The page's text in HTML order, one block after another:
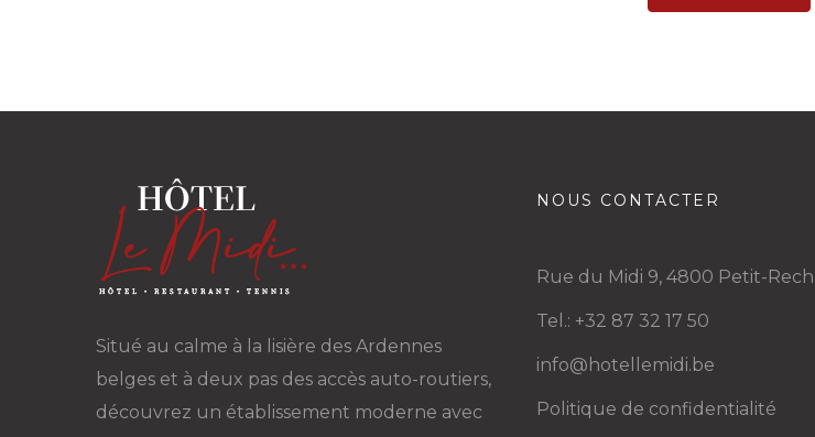
Situé au calme à la lisière des Ardennes
belges et à deux pas des accès auto-routiers,
découvrez un établissement moderne avec
NOUS CONTACTER
Rue du Midi 9, 4800 Petit-
Tel.: +32 87 32 17 50
info@hotellemidi.be
Politique de confidentialité